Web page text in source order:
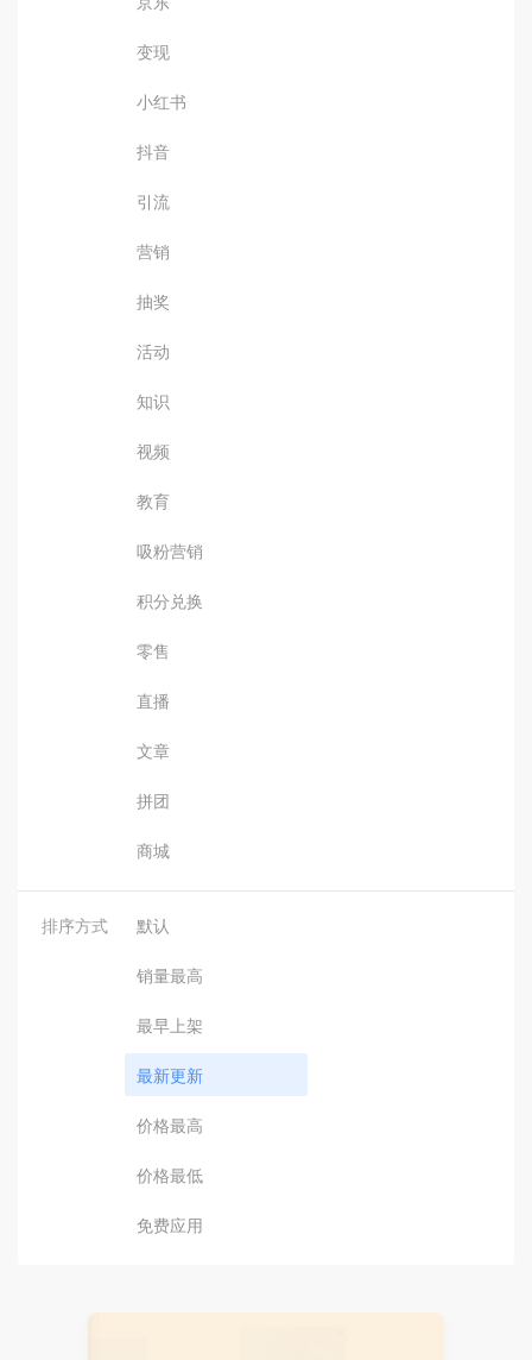
变现
小红书
抖音
引流
营销
抽奖
活动
知识
视频
教育
吸粉营销
积分兑换
零售
直播
文章
拼团
商城
排序方式 默认
销量最高
最早上架
最新更新
价格最高
价格最低
免费应用